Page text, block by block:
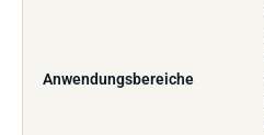
Anwendungsbereiche